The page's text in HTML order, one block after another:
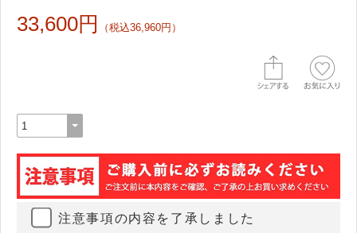
33,600円 （税込36,960円）
注意事項の内容を了承しました